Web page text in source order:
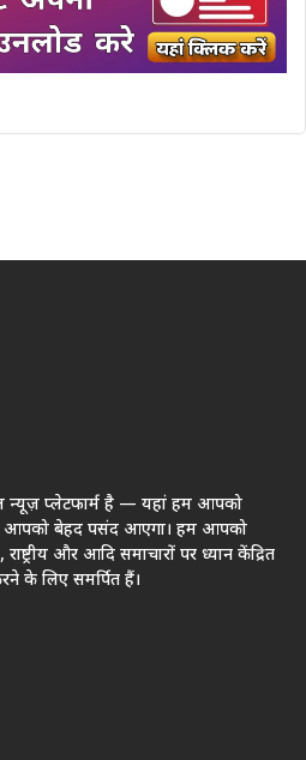
न्यूज़ प्लेटफार्म है — यहां हम आपको
आपको बेहद पसंद आएगा। हम आपको
और आदि समाचारों पर ध्यान केंद्रित
के लिए समर्पित हैं।